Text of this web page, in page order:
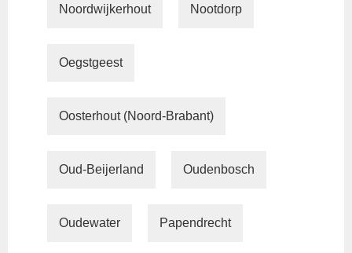
Noordwijkerhout Nootdorp
Oegstgeest
Oosterhout (Noord-Brabant)
Oud-Beijerland Oudenbosch
Oudewater Papendrecht